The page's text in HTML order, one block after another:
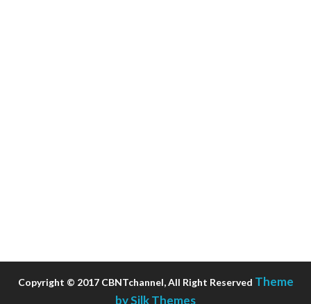
Copyright © 2017 CBNTchannel, All Right Reserved Theme
by Silk Themes